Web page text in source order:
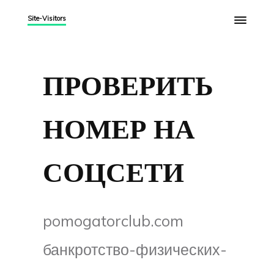
Site-Visitors
ПРОВЕРИТЬ
НОМЕР НА
СОЦСЕТИ
pomogatorclub.com
банкротство-физических-